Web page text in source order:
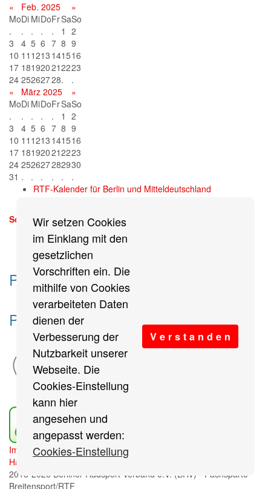
Wir setzen Cookies
im Einklang mit den
gesetzlichen
Vorschriften ein. Die
mithilfe von Cookies
verarbeiteten Daten
dienen der
Verbesserung der
Nutzbarkeit unserer
Webseite. Die
Cookies-Einstellung
kann hier
angesehen und
angepasst werden:
Cookies-Einstellung
V e r s t a n d e n
« Feb. 2025
»
MoDi MiDoFrSaSo
.
. . . . 1 2
3
4 5 6 7 8 9
10 11 1213 141516
17 181920212223
24 25262728.
.
«
März 2025
»
MoDi MiDoFrSaSo
.
. . . . 1 2
3
4 5 6 7 8 9
10 11 1213 141516
17 181920212223
24 252627282930
31 . . . . .
.
RTF-Kalender für Berlin und Mitteldeutschland
Sonntag, 13. September 2026
Partner des Breitensports
Partner von BRV-Breitensport.de
Impressum / Cookies Einstellungen
Haftungsausschluss
Sitemap
2018-2026 Berliner Radsport Verband e.V. (BRV) - Fachsparte
Breitensport/RTF